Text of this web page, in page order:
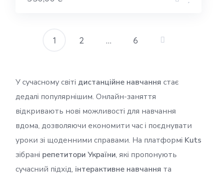
Пагінація
1 2 … 6
У сучасному світі дистанційне навчання стає
дедалі популярнішим. Онлайн-заняття
відкривають нові можливості для навчання
вдома, дозволяючи економити час і поєднувати
уроки зі щоденними справами. На платформі Kuts
зібрані репетитори України, які пропонують
сучасний підхід, інтерактивне навчання та